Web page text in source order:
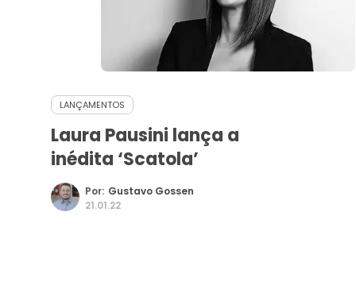
LANÇAMENTOS
Laura Pausini lança a
inédita ‘Scatola’
Por: Gustavo Gossen
21.01.22